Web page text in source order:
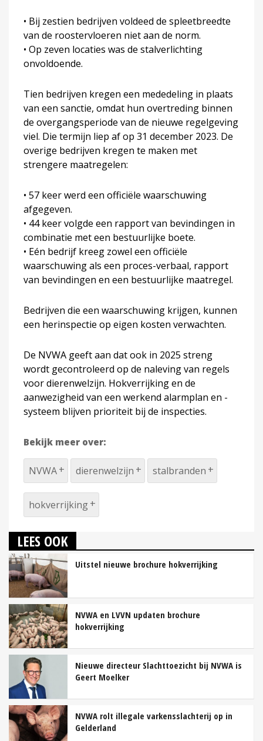
• Bij zestien bedrijven voldeed de spleetbreedte
van de roostervloeren niet aan de norm.
• Op zeven locaties was de stalverlichting
onvoldoende.
Tien bedrijven kregen een mededeling in plaats
van een sanctie, omdat hun overtreding binnen
de overgangsperiode van de nieuwe regelgeving
viel. Die termijn liep af op 31 december 2023. De
overige bedrijven kregen te maken met
strengere maatregelen:
• 57 keer werd een officiële waarschuwing
afgegeven.
• 44 keer volgde een rapport van bevindingen in
combinatie met een bestuurlijke boete.
• Eén bedrijf kreeg zowel een officiële
waarschuwing als een proces-verbaal, rapport
van bevindingen en een bestuurlijke maatregel.
Bedrijven die een waarschuwing krijgen, kunnen
een herinspectie op eigen kosten verwachten.
De NVWA geeft aan dat ook in 2025 streng
wordt gecontroleerd op de naleving van regels
voor dierenwelzijn. Hokverrijking en de
aanwezigheid van een werkend alarmplan en -
systeem blijven prioriteit bij de inspecties.
Bekijk meer over:
NVWA dierenwelzijn stalbranden
hokverrijking
LEES OOK
Uitstel nieuwe brochure hokverrijking
NVWA en LVVN updaten brochure
hokverrijking
Nieuwe directeur Slachttoezicht bij NVWA is
Geert Moelker
NVWA rolt illegale varkensslachterij op in
Gelderland